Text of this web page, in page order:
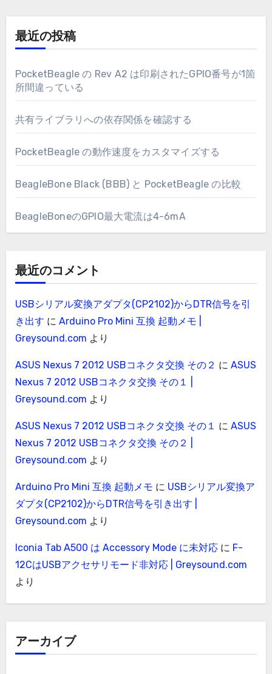
最近の投稿
PocketBeagle の Rev A2 は印刷されたGPIO番号が1箇
所間違っている
共有ライブラリへの依存関係を確認する
PocketBeagle の動作速度をカスタマイズする
BeagleBone Black (BBB) と PocketBeagle の比較
BeagleBoneのGPIO最大電流は4-6mA
最近のコメント
USBシリアル変換アダプタ(CP2102)からDTR信号を引
き出す に Arduino Pro Mini 互換 起動メモ |
Greysound.com より
ASUS Nexus 7 2012 USBコネクタ交換 その２ に ASUS
Nexus 7 2012 USBコネクタ交換 その１ |
Greysound.com より
ASUS Nexus 7 2012 USBコネクタ交換 その１ に ASUS
Nexus 7 2012 USBコネクタ交換 その２ |
Greysound.com より
Arduino Pro Mini 互換 起動メモ に USBシリアル変換ア
ダプタ(CP2102)からDTR信号を引き出す |
Greysound.com より
Iconia Tab A500 は Accessory Mode に未対応に F-
12CはUSBアクセサリモード非対応 | Greysound.com
より
アーカイブ